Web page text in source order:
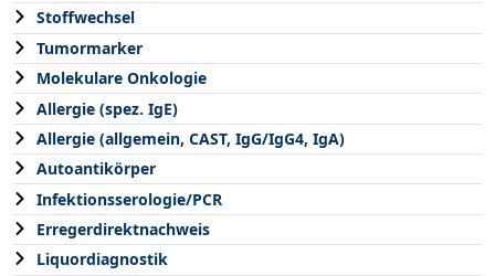
Stoffwechsel
Tumormarker
Molekulare Onkologie
Allergie (spez. IgE)
Allergie (allgemein, CAST, IgG/IgG4, IgA)
Autoantikörper
Infektionsserologie/PCR
Erregerdirektnachweis
Liquordiagnostik